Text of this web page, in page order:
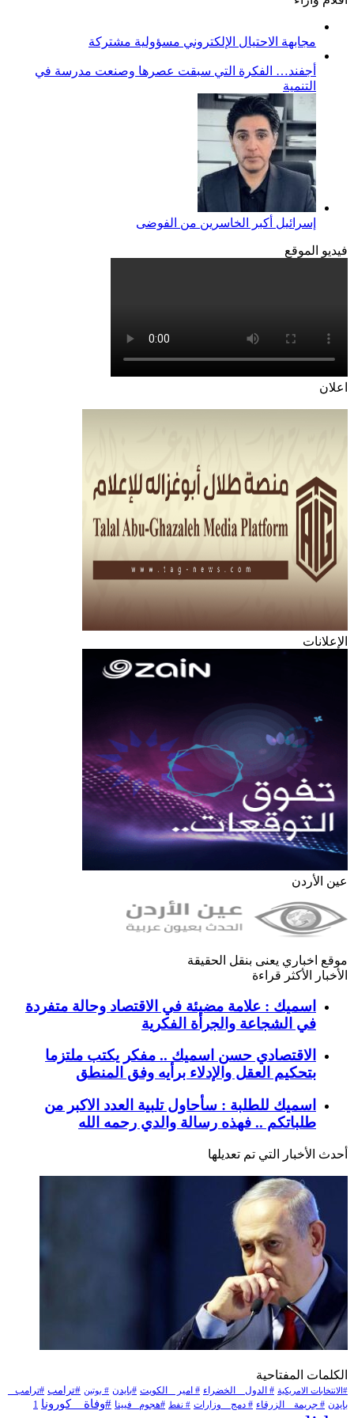
مجابهة الاحتيال الإلكتروني مسؤولية مشتركة
أجفند… الفكرة التي سبقت عصرها وصنعت مدرسة في
التنمية
إسرائيل أكبر الخاسرين من الفوضى
فيديو الموقع
اعلان
الإعلانات
عين الأردن
موقع اخباري يعنى بنقل الحقيقة
الأخبار الأكثر قراءة
اسميك : علامة مضيئة في الاقتصاد وحالة متفردة
في الشجاعة والجرأة الفكرية
الاقتصادي حسن اسميك .. مفكر يكتب ملتزما
بتحكيم العقل والإدلاء برأيه وفق المنطق
اسميك للطلبة : سأحاول تلبية العدد الاكبر من
طلباتكم .. فهذه رسالة والدي رحمه الله
أحدث الأخبار التي تم تعديلها
الكلمات المفتاحية
#الانتخابات الامريكية # الدول _ الخضراء # امير _ الكويت #بايدن # بوتين #ترامب #ترامب _
بايدن # جريمة _ الزرقاء # دمج _ وزارات # نفط #هجوم_ فيينا #وفاة _ كورونا 1